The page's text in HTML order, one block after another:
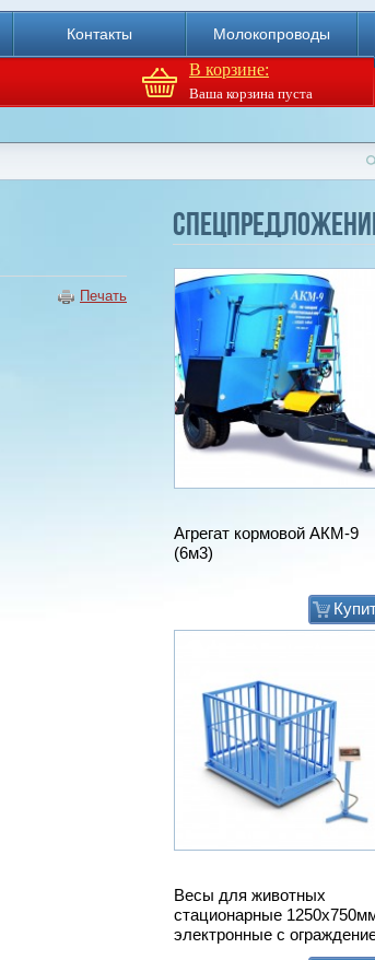
Контакты Молокопроводы
В корзине:
Ваша корзина пуста
Агрегат кормовой АКМ-9
(6м3)
Весы для животных
стационарные
электронные с
Печать